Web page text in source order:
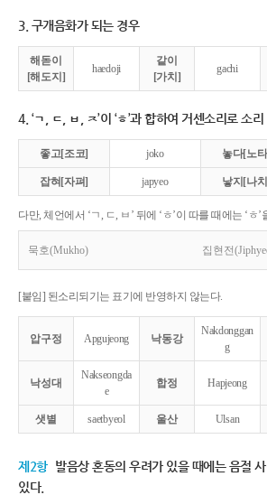
3. 구개음화가 되는 경우
해돋이
[해도지]
haedoji
같이
[가치]
gachi
4. ‘ㄱ, ㄷ, ㅂ, ㅈ’이 ‘ㅎ’과 합하여 거센소리로 소
좋고[조코] joko 놓다[노
잡혀[자펴] japyeo 낳지[나
다만, 체언에서 ‘ㄱ, ㄷ, ㅂ’ 뒤에 ‘ㅎ’이 따를 때에는 ‘ㅎ
묵호(Mukho) 집현전
[붙임] 된소리되기는 표기에 반영하지 않는다.
압구정 Apgujeong 낙동강
Nakdonggan
g
낙성대
Nakseongda
e
합정 Hapjeong
샛별 saetbyeol 울산 Ulsan
제2항 발음상 혼동의 우려가 있을 때에는 음절
있다.